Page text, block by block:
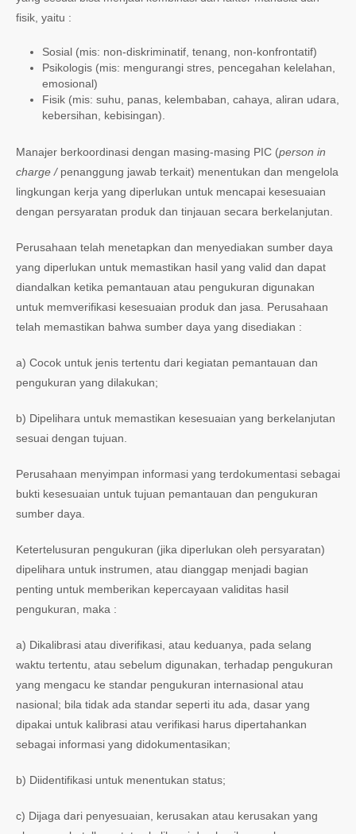
fisik, yaitu :
Sosial (mis: non-diskriminatif, tenang, non-konfrontatif)
Psikologis (mis: mengurangi stres, pencegahan kelelahan,
emosional)
Fisik (mis: suhu, panas, kelembaban, cahaya, aliran udara,
kebersihan, kebisingan).
Manajer berkoordinasi dengan masing-masing PIC (person in
charge / penanggung jawab terkait) menentukan dan mengelola
lingkungan kerja yang diperlukan untuk mencapai kesesuaian
dengan persyaratan produk dan tinjauan secara berkelanjutan.
Perusahaan telah menetapkan dan menyediakan sumber daya
yang diperlukan untuk memastikan hasil yang valid dan dapat
diandalkan ketika pemantauan atau pengukuran digunakan
untuk memverifikasi kesesuaian produk dan jasa. Perusahaan
telah memastikan bahwa sumber daya yang disediakan :
a) Cocok untuk jenis tertentu dari kegiatan pemantauan dan
pengukuran yang dilakukan;
b) Dipelihara untuk memastikan kesesuaian yang berkelanjutan
sesuai dengan tujuan.
Perusahaan menyimpan informasi yang terdokumentasi sebagai
bukti kesesuaian untuk tujuan pemantauan dan pengukuran
sumber daya.
Ketertelusuran pengukuran (jika diperlukan oleh persyaratan)
dipelihara untuk instrumen, atau dianggap menjadi bagian
penting untuk memberikan kepercayaan validitas hasil
pengukuran, maka :
a) Dikalibrasi atau diverifikasi, atau keduanya, pada selang
waktu tertentu, atau sebelum digunakan, terhadap pengukuran
yang mengacu ke standar pengukuran internasional atau
nasional; bila tidak ada standar seperti itu ada, dasar yang
dipakai untuk kalibrasi atau verifikasi harus dipertahankan
sebagai informasi yang didokumentasikan;
b) Diidentifikasi untuk menentukan status;
c) Dijaga dari penyesuaian, kerusakan atau kerusakan yang